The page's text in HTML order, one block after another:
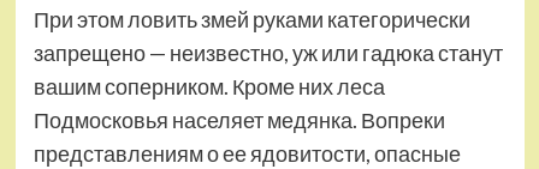
При этом ловить змей руками категорически
запрещено — неизвестно, уж или гадюка станут
вашим соперником. Кроме них леса
Подмосковья населяет медянка. Вопреки
представлениям о ее ядовитости, опасные